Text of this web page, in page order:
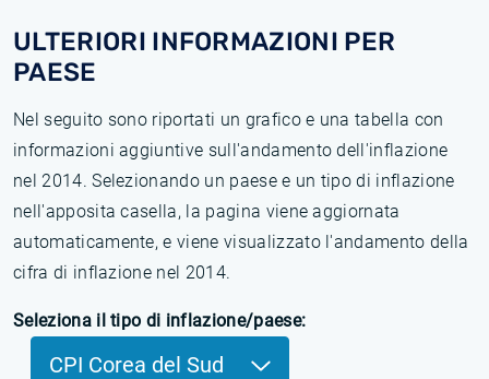
ULTERIORI INFORMAZIONI PER
PAESE
Nel seguito sono riportati un grafico e una tabella con
informazioni aggiuntive sull'andamento dell'inflazione
nel 2014. Selezionando un paese e un tipo di inflazione
nell'apposita casella, la pagina viene aggiornata
automaticamente, e viene visualizzato l'andamento della
cifra di inflazione nel 2014.
Seleziona il tipo di inflazione/paese:
CPI Corea del Sud